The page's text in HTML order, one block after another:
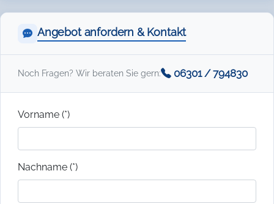
Angebot anfordern & Kontakt
Noch Fragen? Wir beraten Sie gern: 06301 / 794830
Vorname (*)
Nachname (*)